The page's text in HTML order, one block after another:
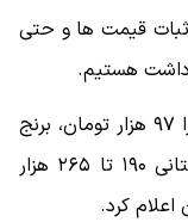
ثبات قیمت ها و حتی
هستیم.
کنگری قیمت هر کیلو شکر در بنکداری ها را ۹۷ هزار تومان، برنج
ایرانی ۲۹۰ تا ۴۶۰ هزار تومان، برنج پاکستانی ۱۹۰ تا ۲۶۵ هزار